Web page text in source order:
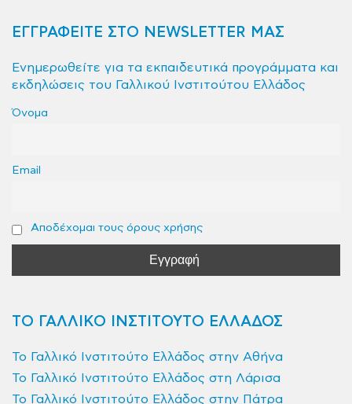
ΕΓΓΡΑΦΕΙΤΕ ΣΤΟ NEWSLETTER ΜΑΣ
Ενημερωθείτε για τα εκπαιδευτικά προγράμματα και
εκδηλώσεις του Γαλλικού Ινστιτούτου Ελλάδος
Όνομα
Email
Αποδέχομαι τους όρους χρήσης
ΤΟ ΓΑΛΛΙΚΟ ΙΝΣΤΙΤΟΥΤΟ ΕΛΛΑΔΟΣ
Το Γαλλικό Ινστιτούτο Ελλάδος στην Αθήνα
Το Γαλλικό Ινστιτούτο Ελλάδος στη Λάρισα
Το Γαλλικό Ινστιτούτο Ελλάδος στην Πάτρα